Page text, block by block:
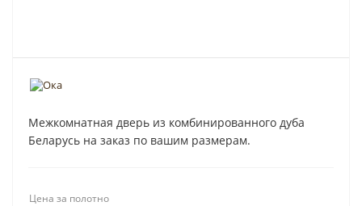
Межкомнатная дверь из комбинированного дуба
Беларусь на заказ по вашим размерам.
Цена за полотно